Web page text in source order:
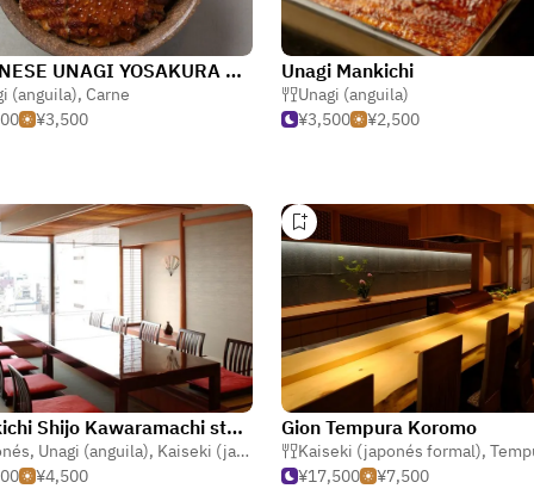
JAPANESE UNAGI YOSAKURA Kyoto Gion
(anguila), Carne
¥3,500
Unagi Mankichi
Unagi (anguila)
¥3,500
¥2,500
Minokichi Shijo Kawaramachi store
, Unagi (anguila), Kaiseki (japonés formal)
¥4,500
Gion Tempura Koromo
Kaiseki (japonés formal),
¥17,500
¥7,500